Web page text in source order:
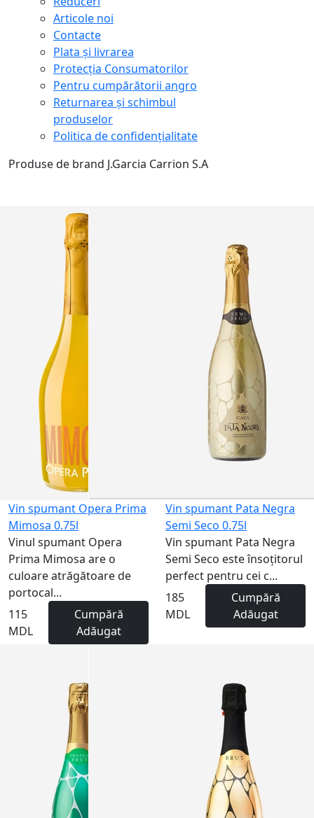
Articole noi
Contacte
Plata și livrarea
Protecţia Consumatorilor
Pentru cumpărătorii angro
Returnarea și schimbul
produselor
Politica de confidențialitate
Produse de brand J.Garcia Carrion S.A
Vin spumant Opera Prima
Mimosa 0.75l
Vinul spumant Opera
Prima Mimosa are o
culoare atrăgătoare de
portocal...
115
MDL
Cumpără
Adăugat
Vin spumant Pata Negra
Semi Seco 0.75l
Vin spumant Pata Negra
Semi Seco este însoțitorul
perfect pentru cei c...
185
MDL
Cumpără
Adăugat